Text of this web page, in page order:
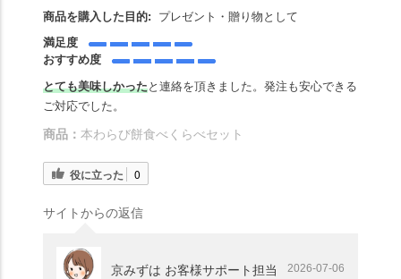
商品を購入した目的:
プレゼント・贈り物として
満足度
おすすめ度
とても美味しかったと連絡を頂きました。発注も安心できる
ご対応でした。
商品： 本わらび餅食べくらべセット
役に立った 0
サイトからの返信
京みずは お客様サポート担当 2026-07-06